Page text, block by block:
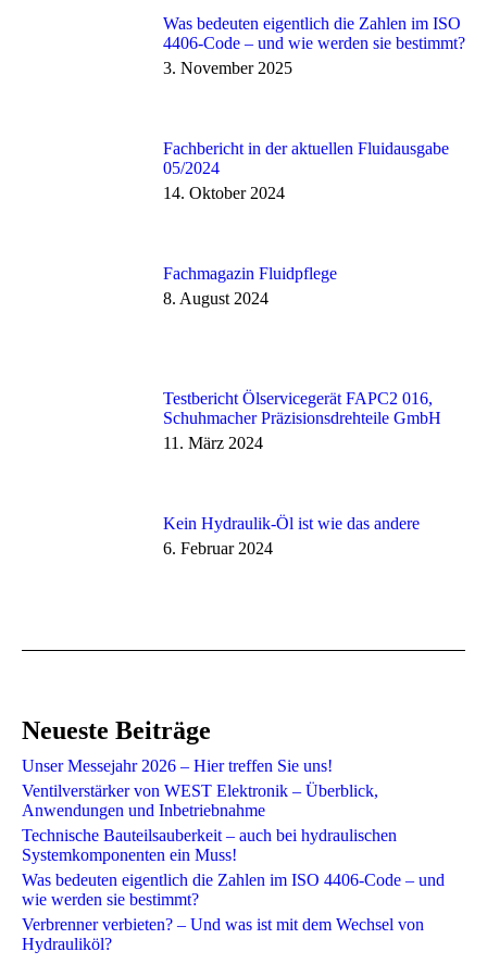
Was bedeuten eigentlich die Zahlen im ISO
4406-Code – und wie werden sie bestimmt?​
3. November 2025
Fachbericht in der aktuellen Fluidausgabe
05/2024
14. Oktober 2024
Fachmagazin Fluidpflege
8. August 2024
Testbericht Ölservicegerät FAPC2 016,
Schuhmacher Präzisionsdrehteile GmbH
11. März 2024
Kein Hydraulik-Öl ist wie das andere
6. Februar 2024
Neueste Beiträge
Unser Messejahr 2026 – Hier treffen Sie uns!
Ventilverstärker von WEST Elektronik – Überblick,
Anwendungen und Inbetriebnahme
Technische Bauteilsauberkeit – auch bei hydraulischen
Systemkomponenten ein Muss!
Was bedeuten eigentlich die Zahlen im ISO 4406-Code – und
wie werden sie bestimmt?​
Verbrenner verbieten? – Und was ist mit dem Wechsel von
Hydrauliköl?